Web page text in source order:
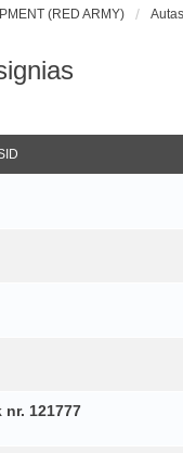
(RED ARMY)
121777